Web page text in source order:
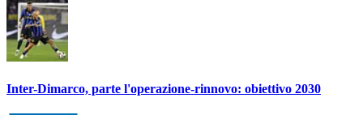
Inter-Dimarco, parte l'operazione-rinnovo: obiettivo 2030